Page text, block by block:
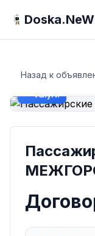
Назад к
Услуги